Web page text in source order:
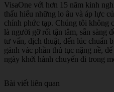
VisaOne với hơn 15 năm kinh
thấu hiểu những lo âu và áp lực
chính phức tạp. Chúng tôi không
là người gỡ rối tận tâm, sẵn sàng
tư vấn, dịch thuật, đến lúc chuẩn
gánh vác phần thủ tục nặng nề,
ngày khởi hành chuyến đi trong
Bài viết liên quan